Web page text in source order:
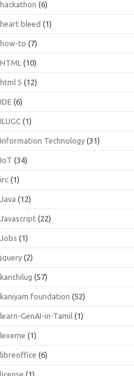
hackathon (6)
heart bleed (1)
how-to (7)
HTML (10)
html 5 (12)
IDE (6)
ILUGC (1)
Information Technology (31)
IoT (34)
irc (1)
Java (12)
Javascript (22)
Jobs (1)
jquery (2)
kanchilug (57)
kaniyam foundation (52)
learn-GenAI-in-Tamil (1)
lexeme (1)
libreoffice (6)
license (1)